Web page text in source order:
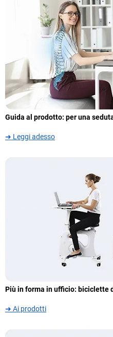
Guida al prodotto: per una
➜ Leggi adesso
Più in forma in ufficio: biciclette
➜ Ai prodotti